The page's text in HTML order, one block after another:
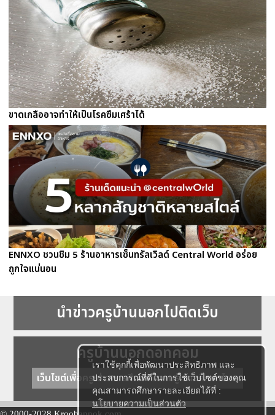
เราใช้คุกกี้เพื่อพัฒนาประสิทธิภาพ และ
ประสบการณ์ที่ดีในการใช้เว็บไซต์ของคุณ
คุณสามารถศึกษารายละเอียดได้ที่ :
นโยบายความเป็นส่วนตัว
ขาดเกลืออาจทำให้เป็นโรคซึมเศร้าได้
ENNXO ชวนชิม 5 ร้านอาหารเซ็นทรัลเวิลด์ Central World อร่อย
ถูกใจแน่นอน
นำข่าวครูบ้านนอกไปติดเว็บ
ครูบ้านนอกดอทคอม
เว็บไซต์เพื่อครู ข่าวการศึกษา ความรู้ การศึกษาไทย